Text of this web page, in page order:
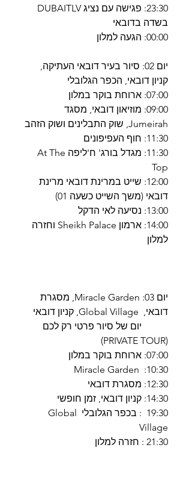
23:30: פגישה עם נציג DUBAITLV
בשדה בדובאי
00:00: הגעה למלון
יום 02: סיור בעיר דובאי העתיקה,
קניון דובאי, הכפר הגלובלי
07:00: ארוחת בוקר במלון
09:00: מוזיאון דובאי, מסגד
Jumeirah, שוק התבלינים ושוק הזהב
11:30: חוף העפיפונים
11:30: מגדל בורג' ח'ליפה At The
Top
12:00: שייט במרינת דובאי מרינת
דובאי (משך השייט כשעה 01)
13:00: נסיעה לאי הדקל
14:00: ארמון Sheikh Palace וחזרה
למלון
יום 03: Miracle Garden, מסגרת
דובאי, Global Village, קניון דובאי
יום של סיור פרטי רק לכם
(PRIVATE TOUR)
07:00: ארוחת בוקר במלון
10:30: Miracle Garden
12:30: מסגרת דובאי
14:30: קניון דובאי, זמן חופשי
19:30 : בכפר הגלובלי Global
Village
21:30 : חזרה למלון